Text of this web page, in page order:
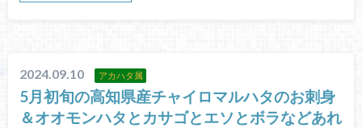
2024.09.10 アカハタ属
5月初旬の高知県産チャイロマルハタのお刺身
＆オオモンハタとカサゴとエソとボラなどあれ